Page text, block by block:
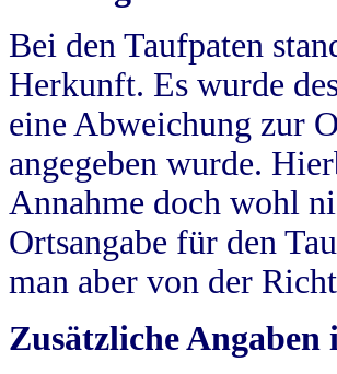
Bei den Taufpaten
Herkunft. Es wurde
eine Abweichung zur
angegeben wurde.
Annahme doch wohl
Ortsangabe für den
man aber von der
Zusätzliche